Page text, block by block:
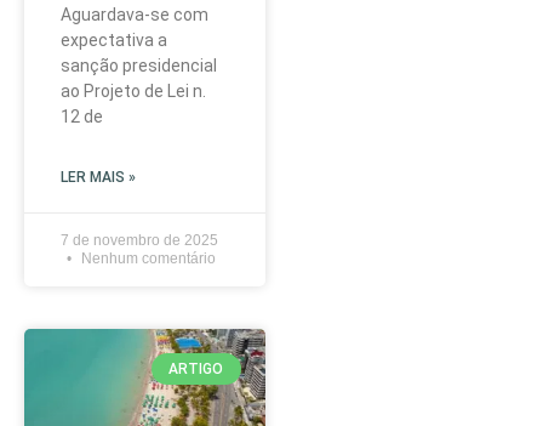
Aguardava-se com
expectativa a
sanção presidencial
ao Projeto de Lei n.
12 de
LER MAIS »
7 de novembro de 2025
Nenhum comentário
ARTIGO